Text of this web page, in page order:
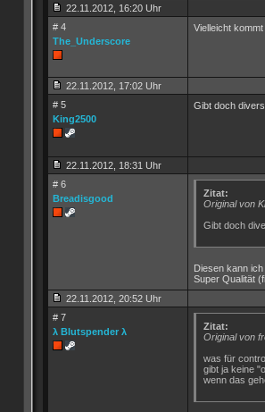
22.11.2012, 16:20 Uhr
# 4
The_Underscore
Vielleicht
22.11.2012, 17:02 Uhr
# 5
King2500
Gibt doch
22.11.2012, 18:31 Uhr
# 6
Breadisgood
Zitat:
Original von
Gibt doch
Diesen kann
Super Qualität
22.11.2012, 20:52 Uhr
# 7
λ Blutspender λ
Zitat:
Original von
was für
gibt ja keine
wenn das